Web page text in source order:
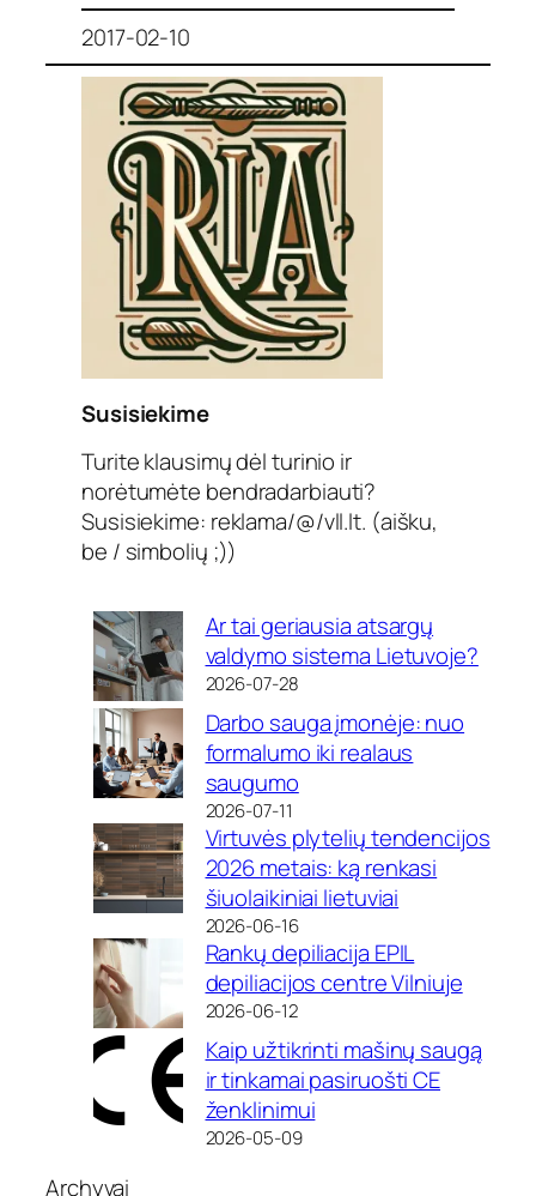
2017-02-10
Susisiekime
Turite klausimų dėl turinio ir
norėtumėte bendradarbiauti?
Susisiekime: reklama/@/vll.lt. (aišku,
be / simbolių ;))
Ar tai geriausia atsargų
valdymo sistema Lietuvoje?
2026-07-28
Darbo sauga įmonėje: nuo
formalumo iki realaus
saugumo
2026-07-11
Virtuvės plytelių tendencijos
2026 metais: ką renkasi
šiuolaikiniai lietuviai
2026-06-16
Rankų depiliacija EPIL
depiliacijos centre Vilniuje
2026-06-12
Kaip užtikrinti mašinų saugą
ir tinkamai pasiruošti CE
ženklinimui
2026-05-09
Archyvai